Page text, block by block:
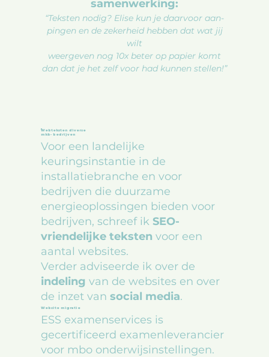
samenwerking:
“Teksten nodig? Elise kun je daarvoor aan-
pingen en de zekerheid hebben dat wat jij
wilt
weergeven nog 10x beter op papier komt
dan dat je het zelf voor had kunnen stellen!”
Webteksten diverse
mkb- bedrijven
Voor een landelijke
keuringsinstantie in de
installatiebranche en voor
bedrijven die duurzame
energieoplossingen bieden voor
bedrijven, schreef ikSEO-
vriendelijke teksten voor een
aantal websites.
Verder adviseerde ik over de
indeling van de websites en over
de inzet vansocial media.
Website migratie
ESS examenservices is
gecertificeerd examenleverancier
voor mbo onderwijsinstellingen.